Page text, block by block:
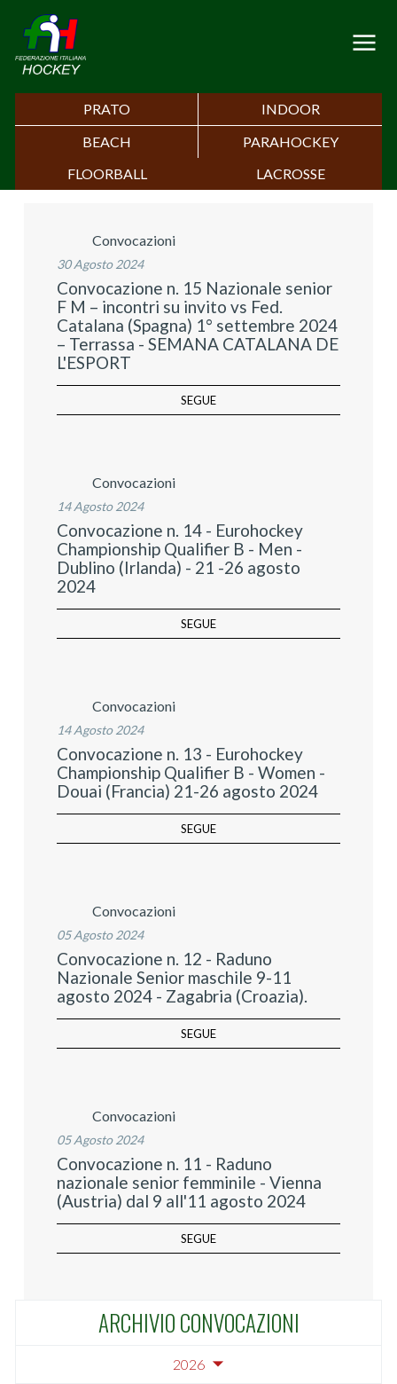
PRATO
INDOOR
BEACH
PARAHOCKEY
FLOORBALL
LACROSSE
Convocazioni
30 Agosto 2024
Convocazione n. 15 Nazionale senior
F M – incontri su invito vs Fed.
Catalana (Spagna) 1° settembre 2024
– Terrassa - SEMANA CATALANA DE
L'ESPORT
SEGUE
Convocazioni
14 Agosto 2024
Convocazione n. 14 - Eurohockey
Championship Qualifier B - Men -
Dublino (Irlanda) - 21 -26 agosto
2024
SEGUE
Convocazioni
14 Agosto 2024
Convocazione n. 13 - Eurohockey
Championship Qualifier B - Women -
Douai (Francia) 21-26 agosto 2024
SEGUE
Convocazioni
05 Agosto 2024
Convocazione n. 12 - Raduno
Nazionale Senior maschile 9-11
agosto 2024 - Zagabria (Croazia).
SEGUE
Convocazioni
05 Agosto 2024
Convocazione n. 11 - Raduno
nazionale senior femminile - Vienna
(Austria) dal 9 all'11 agosto 2024
SEGUE
ARCHIVIO CONVOCAZIONI
2026